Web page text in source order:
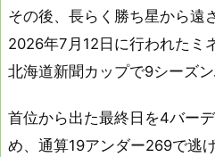
その後、長らく勝ち星から遠
2026年7月12日に行われたミ
北海道新聞カップで9シーズ
首位から出た最終日を4バー
め、 通算19アンダー269で逃